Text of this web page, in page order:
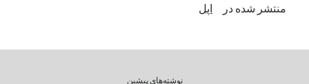
دسته‌ها
دسته‌بندی نشده
منتشر شده در اپل
نوشته‌های پیشین